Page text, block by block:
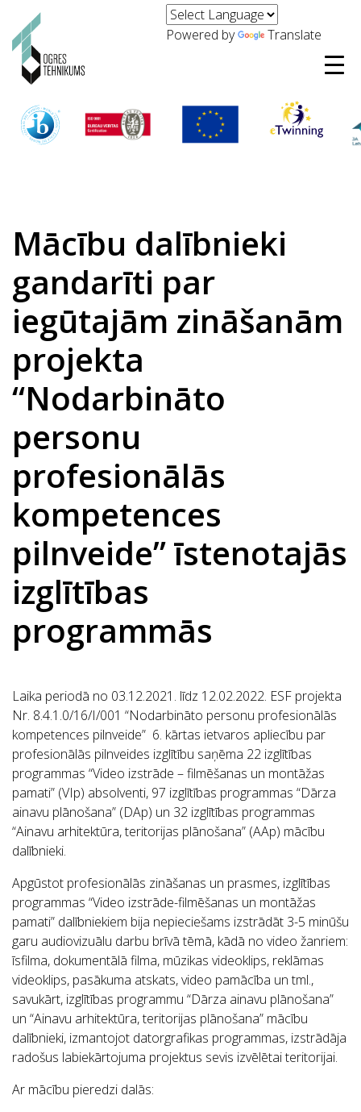
Powered by Translate
Mācību dalībnieki
gandarīti par
iegūtajām zināšanām
projekta
“Nodarbināto
personu
profesionālās
kompetences
pilnveide” īstenotajās
izglītības
programmās
Laika periodā no 03.12.2021. līdz 12.02.2022. ESF projekta
Nr. 8.4.1.0/16/I/001 “Nodarbināto personu profesionālās
kompetences pilnveide” 6. kārtas ietvaros apliecību par
profesionālās pilnveides izglītību saņēma 22 izglītības
programmas “Video izstrāde – filmēšanas un montāžas
pamati” (VIp) absolventi, 97 izglītības programmas “Dārza
ainavu plānošana” (DAp) un 32 izglītības programmas
“Ainavu arhitektūra, teritorijas plānošana” (AAp) mācību
dalībnieki.
Apgūstot profesionālās zināšanas un prasmes, izglītības
programmas “Video izstrāde-filmēšanas un montāžas
pamati” dalībniekiem bija nepieciešams izstrādāt 3-5 minūšu
garu audiovizuālu darbu brīvā tēmā, kādā no video žanriem:
īsfilma, dokumentālā filma, mūzikas videoklips, reklāmas
videoklips, pasākuma atskats, video pamācība un tml.,
savukārt, izglītības programmu “Dārza ainavu plānošana”
un “Ainavu arhitektūra, teritorijas plānošana” mācību
dalībnieki, izmantojot datorgrafikas programmas, izstrādāja
radošus labiekārtojuma projektus sevis izvēlētai teritorijai.
Ar mācību pieredzi dalās: